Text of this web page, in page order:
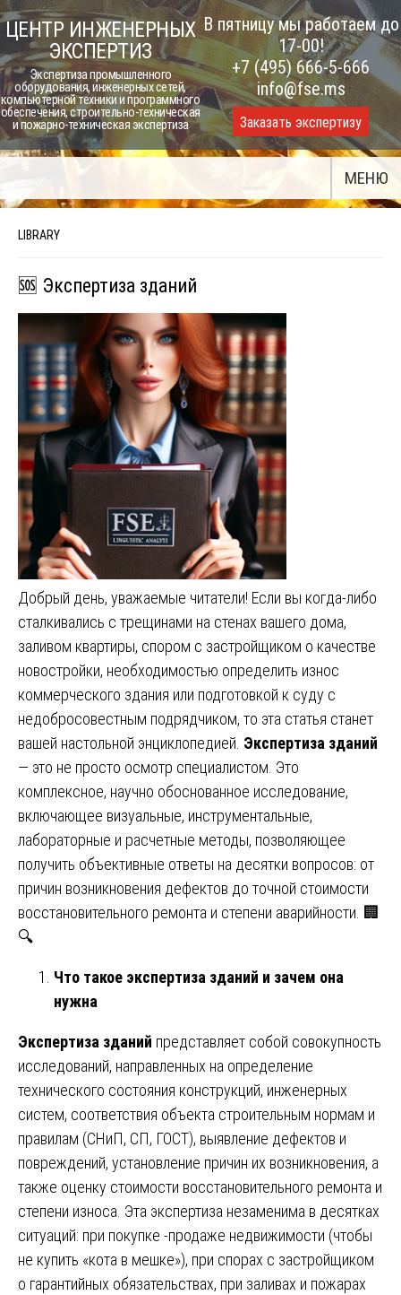
Skip
to
content
ЦЕНТР ИНЖЕНЕРНЫХ
ЭКСПЕРТИЗ
Экспертиза промышленного
оборудования, инженерных сетей,
компьютерной техники и программного
обеспечения, строительно-техническая
и пожарно-техническая экспертиза
В пятницу мы работаем до
17-00!
+7 (495) 666-5-666
info@fse.ms
Заказать экспертизу
МЕНЮ
LIBRARY
🆘 Экспертиза зданий
Добрый день, уважаемые читатели! Если вы когда-либо
сталкивались с трещинами на стенах вашего дома,
заливом квартиры, спором с застройщиком о качестве
новостройки, необходимостью определить износ
коммерческого здания или подготовкой к суду с
недобросовестным подрядчиком, то эта статья станет
вашей настольной энциклопедией. Экспертиза зданий
— это не просто осмотр специалистом. Это
комплексное, научно обоснованное исследование,
включающее визуальные, инструментальные,
лабораторные и расчетные методы, позволяющее
получить объективные ответы на десятки вопросов: от
причин возникновения дефектов до точной стоимости
восстановительного ремонта и степени аварийности. 🏢
🔍
Что такое экспертиза зданий и зачем она
нужна
Экспертиза зданий представляет собой совокупность
исследований, направленных на определение
технического состояния конструкций, инженерных
систем, соответствия объекта строительным нормам и
правилам (СНиП, СП, ГОСТ), выявление дефектов и
повреждений, установление причин их возникновения, а
также оценку стоимости восстановительного ремонта и
степени износа. Эта экспертиза незаменима в десятках
ситуаций: при покупке -продаже недвижимости (чтобы
не купить «кота в мешке»), при спорах с застройщиком
о гарантийных обязательствах, при заливах и пожарах